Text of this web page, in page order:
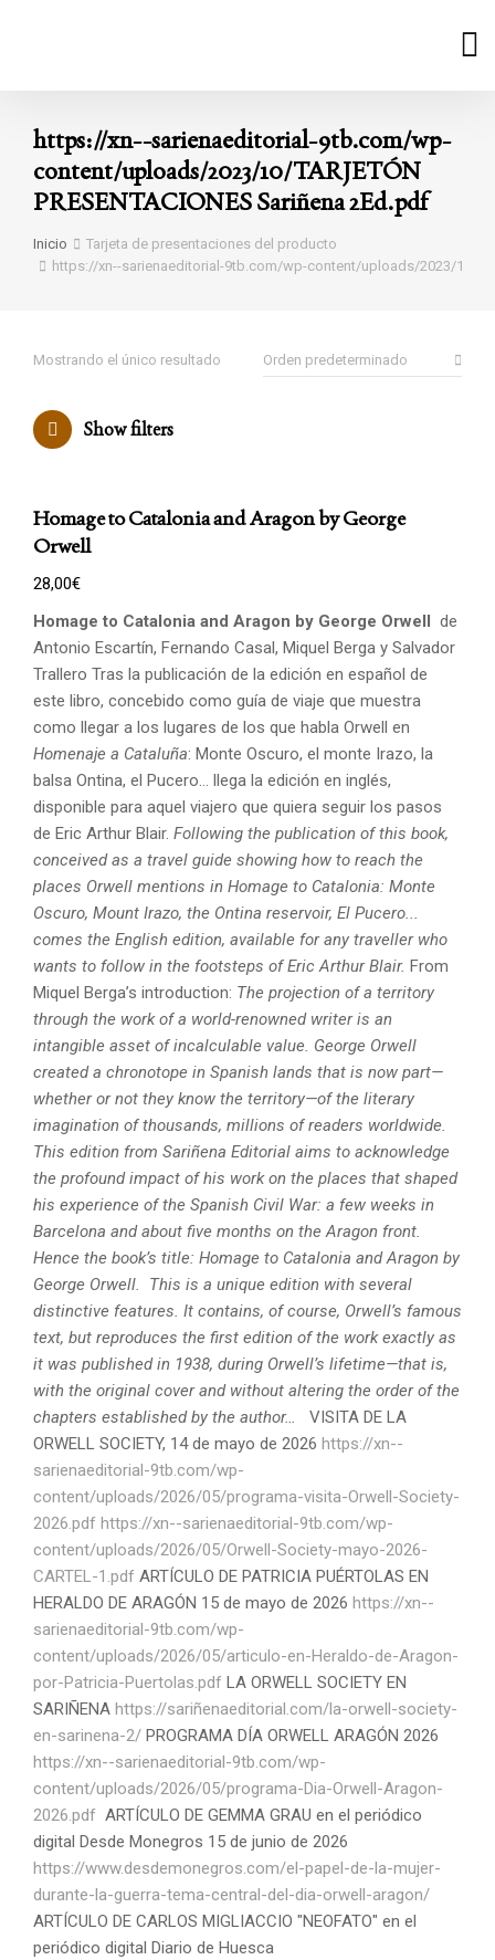
https://xn--sarienaeditorial-9tb.com/wp-
content/uploads/2023/10/TARJETÓN
PRESENTACIONES Sariñena 2Ed.pdf
Estás aquí:
Inicio
Tarjeta de presentaciones del producto
https://xn--sarienaeditorial-9tb.com/wp-content/uploads/2023/10/
Mostrando el único resultado
Show filters
Homage to Catalonia and Aragon by George
Orwell
28,00€
Homage to Catalonia and Aragon by George Orwell de
Antonio Escartín, Fernando Casal, Miquel Berga y Salvador
Trallero Tras la publicación de la edición en español de
este libro, concebido como guía de viaje que muestra
como llegar a los lugares de los que habla Orwell en
Homenaje a Cataluña: Monte Oscuro, el monte Irazo, la
balsa Ontina, el Pucero... llega la edición en inglés,
disponible para aquel viajero que quiera seguir los pasos
de Eric Arthur Blair. Following the publication of this book,
conceived as a travel guide showing how to reach the
places Orwell mentions in Homage to Catalonia: Monte
Oscuro, Mount Irazo, the Ontina reservoir, El Pucero...
comes the English edition, available for any traveller who
wants to follow in the footsteps of Eric Arthur Blair. From
Miquel Berga’s introduction: The projection of a territory
through the work of a world-renowned writer is an
intangible asset of incalculable value. George Orwell
created a chronotope in Spanish lands that is now part—
whether or not they know the territory—of the literary
imagination of thousands, millions of readers worldwide.
This edition from Sariñena Editorial aims to acknowledge
the profound impact of his work on the places that shaped
his experience of the Spanish Civil War: a few weeks in
Barcelona and about five months on the Aragon front.
Hence the book’s title: Homage to Catalonia and Aragon by
George Orwell.
This is a unique edition with several
distinctive features. It contains, of course, Orwell’s famous
text, but reproduces the first edition of the work exactly as
it was published in 1938, during Orwell’s lifetime—that is,
with the original cover and without altering the order of the
chapters established by the author…
VISITA DE LA
ORWELL SOCIETY, 14 de mayo de 2026 https://xn--
sarienaeditorial-9tb.com/wp-
content/uploads/2026/05/programa-visita-Orwell-Society-
2026.pdf https://xn--sarienaeditorial-9tb.com/wp-
content/uploads/2026/05/Orwell-Society-mayo-2026-
CARTEL-1.pdf ARTÍCULO DE PATRICIA PUÉRTOLAS EN
HERALDO DE ARAGÓN 15 de mayo de 2026 https://xn--
sarienaeditorial-9tb.com/wp-
content/uploads/2026/05/articulo-en-Heraldo-de-Aragon-
por-Patricia-Puertolas.pdf LA ORWELL SOCIETY EN
SARIÑENA https://sariñenaeditorial.com/la-orwell-society-
en-sarinena-2/ PROGRAMA DÍA ORWELL ARAGÓN 2026
https://xn--sarienaeditorial-9tb.com/wp-
content/uploads/2026/05/programa-Dia-Orwell-Aragon-
2026.pdf ARTÍCULO DE GEMMA GRAU en el periódico
digital Desde Monegros 15 de junio de 2026
https://www.desdemonegros.com/el-papel-de-la-mujer-
durante-la-guerra-tema-central-del-dia-orwell-aragon/
ARTÍCULO DE CARLOS MIGLIACCIO "NEOFATO" en el
periódico digital Diario de Huesca